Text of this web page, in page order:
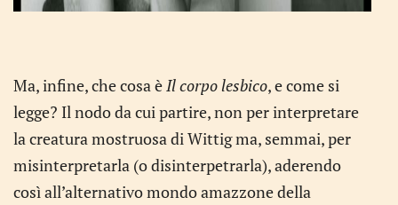
Ma, infine, che cosa èIl corpo lesbico, e come si
legge? Il nodo da cui partire, non per interpretare
la creatura mostruosa di Wittig ma, semmai, per
misinterpretarla (o disinterpetrarla), aderendo
così all’alternativo mondo amazzone della